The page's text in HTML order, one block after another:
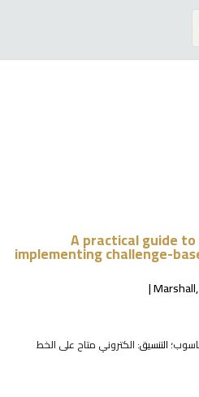
A practical guide
implementing challenge-
؛ التنسيق: الكتروني متاح على الخط